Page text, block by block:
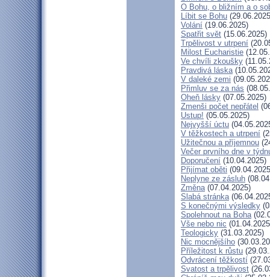
O Bohu, o bližním a o
Líbit se Bohu
Volání (19.06.2025)
Spatřit svět (15.06.2025)
Trpělivost v utrpení
Milost Eucharistie
Ve chvíli zkoušky
Pravdivá láska
V daleké zemi
Přimluv se za nás
Oheň lásky (07.05.2025)
Zmenši počet nepřátel
Ustup! (05.05.2025)
Nejvyšší úctu
V těžkostech a utrpení
Užitečnou a příjemnou
Večer prvního dne v
Doporučení (10.04.2025)
Přijímat oběti
Neplyne ze zásluh
Změna(07.04.2025)
Slabá stránka
S konečnými výsledky
Spolehnout na Boha
Vše nebo nic
Teologicky (31.03.2025)
Nic mocnějšího
Příležitost k růstu
Odvrácení těžkostí
Svatost a trpělivost